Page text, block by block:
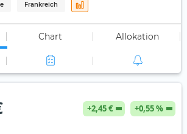
Frankreich
Chart Allokation
+2,45 €
+0,55 %